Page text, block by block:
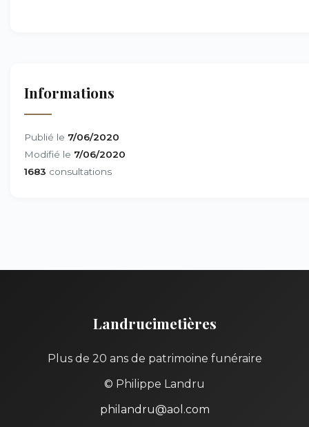
Informations
Publié le 7/06/2020
Modifié le 7/06/2020
1683 consultations
Landrucimetières
Plus de 20 ans de patrimoine funéraire
© Philippe Landru
philandru@aol.com